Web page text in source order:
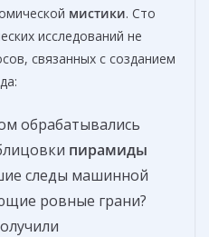
мистики. Сто
исследований не
связанных с созданием
обрабатывались
пирамиды
следы машинной
ровные грани?